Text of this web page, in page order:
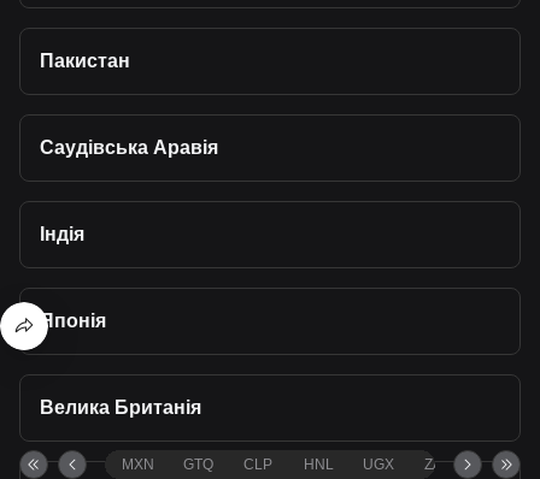
Пакистан
Саудівська Аравія
Індія
Японія
Велика Британія
MXN GTQ CLP HNL UGX ZAR TND